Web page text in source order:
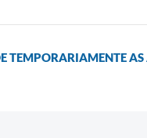
TEMPORARIAMENTE